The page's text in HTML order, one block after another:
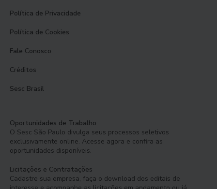
Política de Privacidade
Política de Cookies
Fale Conosco
Créditos
Sesc Brasil
Oportunidades de Trabalho
O Sesc São Paulo divulga seus processos seletivos
exclusivamente online. Acesse agora e confira as
oportunidades disponíveis.
Licitações e Contratações
Cadastre sua empresa, faça o download dos editais de